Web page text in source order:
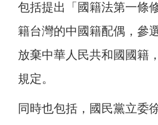
包括提出「國籍法第一條
籍台灣的中國籍配偶，參
放棄中華人民共和國國籍
規定。
同時也包括，國民黨立委